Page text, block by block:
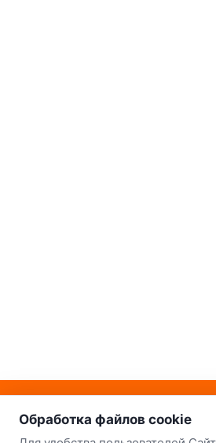
о нас
Наш склад-
Обработка файлов cookie